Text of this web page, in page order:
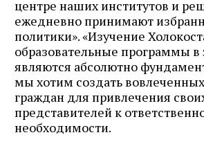
центре наших институтов и
ежедневно принимают
политики». «Изучение
образовательные программы в
являются абсолютно
мы хотим создать
граждан для привлечения
представителей к
необходимости.